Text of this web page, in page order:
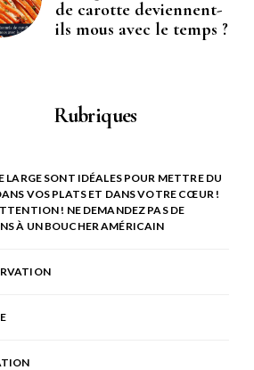
de carotte deviennent-
ils mous avec le temps ?
Rubriques
LARGE SONT IDÉALES POUR METTRE DU
VOS PLATS ET DANS VOTRE CŒUR !
! NE DEMANDEZ PAS DE
À UN BOUCHER AMÉRICAIN